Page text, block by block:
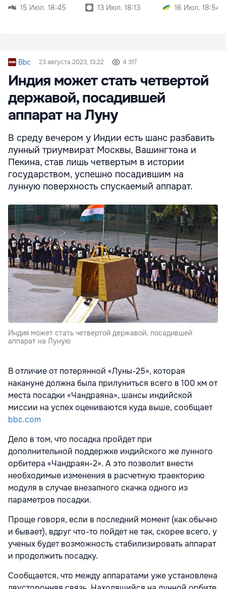
15 Июл. 18:45
13 Июл. 18:13
16 Июл. 18:54
Bbc 23 августа 2023, 13:22 4 317
Индия может стать четвертой
державой, посадившей
аппарат на Луну
В среду вечером у Индии есть шанс разбавить
лунный триумвират Москвы, Вашингтона и
Пекина, став лишь четвертым в истории
государством, успешно посадившим на
лунную поверхность спускаемый аппарат.
Индия может стать четвертой державой, посадившей
аппарат на Луную
В отличие от потерянной «Луны-25», которая
накануне должна была прилуниться всего в 100 км от
места посадки «Чандраяна», шансы индийской
миссии на успех оцениваются куда выше, сообщает
bbc.com
Дело в том, что посадка пройдет при
дополнительной поддержке индийского же лунного
орбитера «Чандраян-2». А это позволит внести
необходимые изменения в расчетную траекторию
модуля в случае внезапного скачка одного из
параметров посадки.
Проще говоря, если в последний момент (как обычно
и бывает), вдруг что-то пойдет не так, скорее всего, у
ученых будет возможность стабилизировать аппарат
и продолжить посадку.
Сообщается, что между аппаратами уже установлена